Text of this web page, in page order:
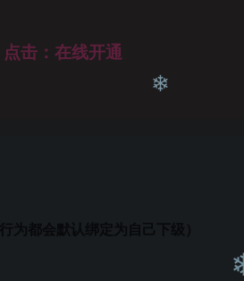
点击：在线开通